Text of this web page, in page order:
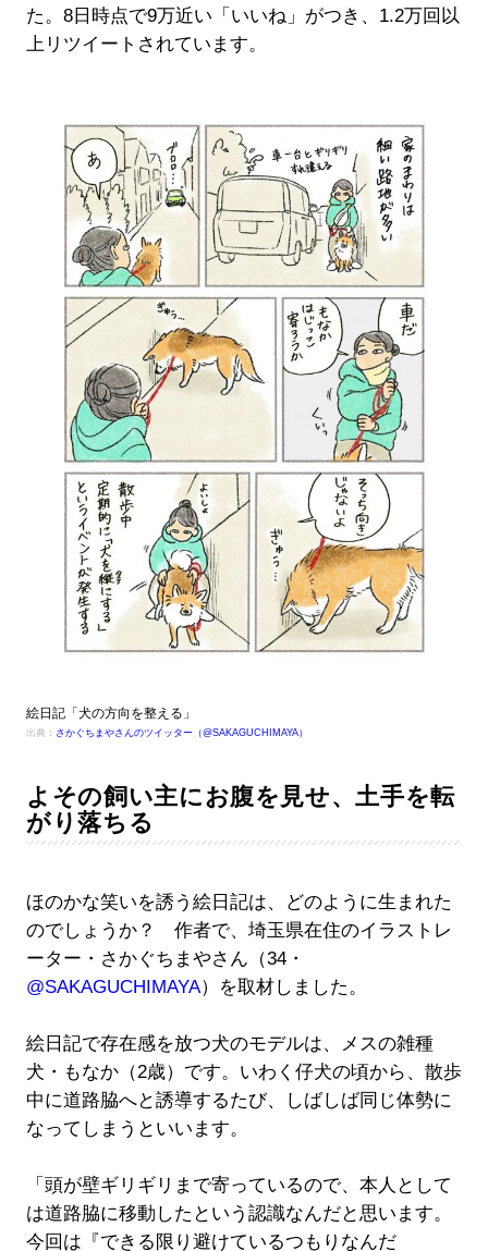
た。8日時点で9万近い「いいね」がつき、1.2万回以
上リツイートされています。
絵日記「犬の方向を整える」
出典： さかぐちまやさんのツイッター（@SAKAGUCHIMAYA）
よその飼い主にお腹を見せ、土手を転
がり落ちる
ほのかな笑いを誘う絵日記は、どのように生まれた
のでしょうか？ 作者で、埼玉県在住のイラストレ
ーター・さかぐちまやさん（34・
@SAKAGUCHIMAYA）を取材しました。
絵日記で存在感を放つ犬のモデルは、メスの雑種
犬・もなか（2歳）です。いわく仔犬の頃から、散歩
中に道路脇へと誘導するたび、しばしば同じ体勢に
なってしまうといいます。
「頭が壁ギリギリまで寄っているので、本人として
は道路脇に移動したという認識なんだと思います。
今回は『できる限り避けているつもりなんだ